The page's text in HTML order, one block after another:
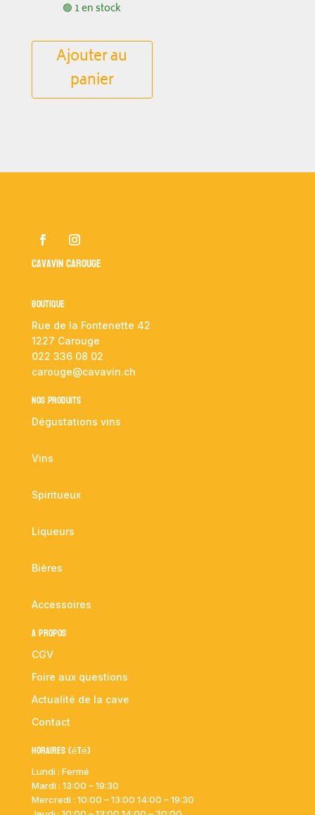
🟢 1 en stock
Ajouter au
panier
Cavavin Carouge
Boutique
Rue de la Fontenette 42
1227 Carouge
022 336 08 02
carouge@cavavin.ch
NOS PRODUITS
Dégustations vins
Vins
Spiritueux
Liqueurs
Bières
Accessoires
A propos
CGV
Foire aux questions
Actualité de la cave
Contact
Horaires (été)
Lundi : Fermé
Mardi : 13:00 – 19:30
Mercredi : 10:00 – 13:00 14:00 – 19:30